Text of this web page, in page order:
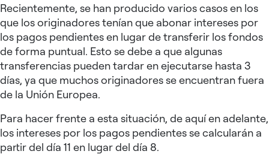
Recientemente, se han producido varios casos en los
que los originadores tenían que abonar intereses por
los pagos pendientes en lugar de transferir los fondos
de forma puntual. Esto se debe a que algunas
transferencias pueden tardar en ejecutarse hasta 3
días, ya que muchos originadores se encuentran fuera
de la Unión Europea.
Para hacer frente a esta situación, de aquí en adelante,
los intereses por los pagos pendientes se calcularán a
partir del día 11 en lugar del día 8.